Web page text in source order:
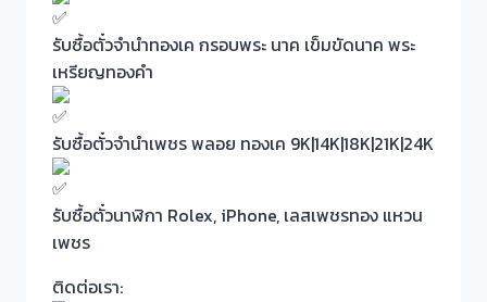
รับซื้อตั๋วจำนำทองเค กรอบพระ นาค เข็มขัดนาค พระ
เหรียญทองคำ
รับซื้อตั๋วจำนำเพชร พลอย ทองเค 9K|14K|18K|21K|24K
รับซื้อตั๋วนาฬิกา Rolex, iPhone, เลสเพชรทอง แหวน
เพชร
ติดต่อเรา: